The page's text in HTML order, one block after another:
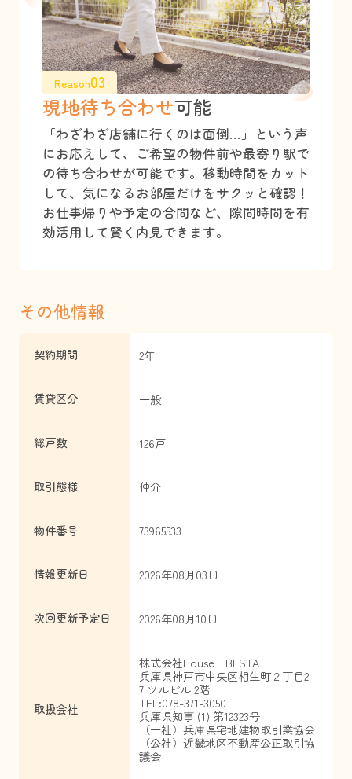
Reason03
現地待ち合わせ可能
「わざわざ店舗に行くのは面倒…」という声
にお応えして、ご希望の物件前や最寄り駅で
の待ち合わせが可能です。移動時間をカット
して、気になるお部屋だけをサクッと確認！
お仕事帰りや予定の合間など、隙間時間を有
効活用して賢く内見できます。
その他情報
契約期間 2年
賃貸区分 一般
総戸数 126戸
取引態様 仲介
物件番号 73965533
情報更新日 2026年08月03日
次回更新予定日 2026年08月10日
取扱会社
株式会社House BESTA
兵庫県神戸市中央区相生町２丁目2-
7 ツルビル 2階
TEL:078-371-3050
兵庫県知事 (1) 第12323号
（一社）兵庫県宅地建物取引業協会
（公社）近畿地区不動産公正取引協
議会